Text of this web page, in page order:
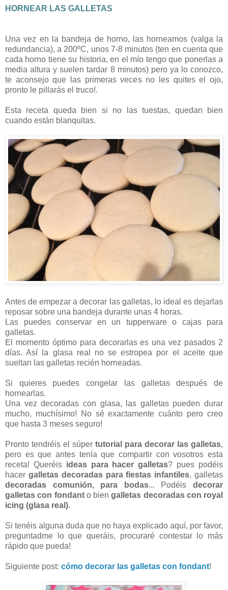
HORNEAR LAS GALLETAS
Una vez en la bandeja de horno, las horneamos (valga la
redundancia), a 200ºC, unos 7-8 minutos (ten en cuenta que
cada horno tiene su historia, en el mío tengo que ponerlas a
media altura y suelen tardar 8 minutos) pero ya lo conozco,
te aconsejo que las primeras veces no les quites el ojo,
pronto le pillarás el truco!.
Esta receta queda bien si no las tuestas, quedan bien
cuando están blanquitas.
Antes de empezar a decorar las galletas, lo ideal es dejarlas
reposar sobre una bandeja durante unas 4 horas.
Las puedes conservar en un tupperware o cajas para
galletas.
El momento óptimo para decorarlas es una vez pasados 2
días. Así la glasa real no se estropea por el aceite que
sueltan las galletas recién horneadas.
Si quieres puedes congelar las galletas después de
hornearlas.
Una vez decoradas con glasa, las galletas pueden durar
mucho, muchísimo! No sé exactamente cuánto pero creo
que hasta 3 meses seguro!
Pronto tendréis el súper tutorial para decorar las galletas,
pero es que antes tenía que compartir con vosotros esta
receta! Queréis ideas para hacer galletas? pues podéis
hacer galletas decoradas para fiestas infantiles, galletas
decoradas comunión, para bodas... Podéisdecorar
galletas con fondanto biengalletas decoradas con royal
icing (glasa real).
Si tenéis alguna duda que no haya explicado aquí, por favor,
preguntadme lo que queráis, procuraré contestar lo más
rápido que pueda!
Siguiente post: cómo decorar las galletas con fondant!